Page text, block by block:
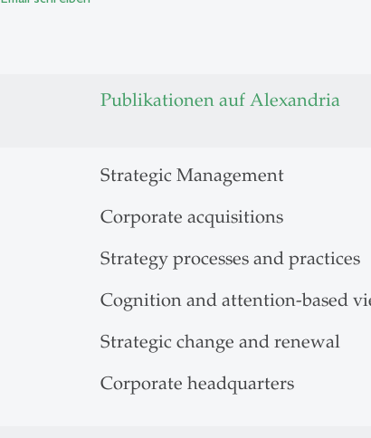
Publikationen auf Alexandria
Strategic Management
Corporate acquisitions
Strategy processes and practices
Cognition and attention-based
Strategic change and renewal
Corporate headquarters